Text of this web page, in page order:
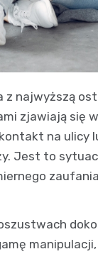
z najwyższą
zjawiają się
na ulicy
Jest to